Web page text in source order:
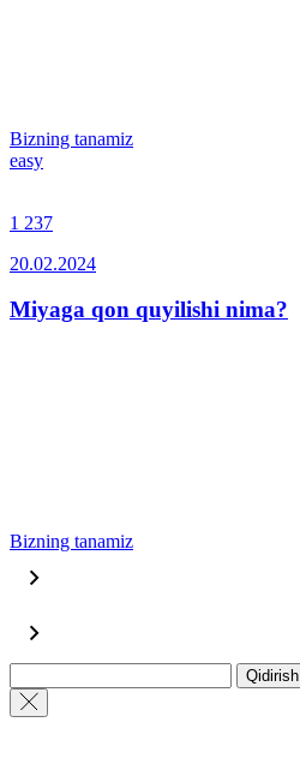
Bizning tanamiz
easy
1 237
20.02.2024
Miyaga qon quyilishi nima?
Bizning tanamiz
Qidirish